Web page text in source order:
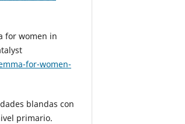
for women in
for-women-
blandas con
primario.